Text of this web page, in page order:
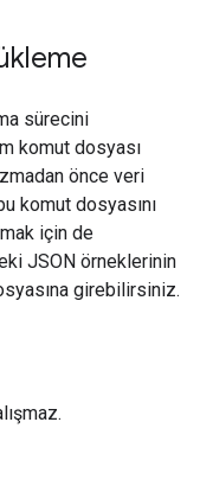
sürecini
komut dosyası
önce veri
komut dosyasını
için de
JSON örneklerinin
girebilirsiniz.